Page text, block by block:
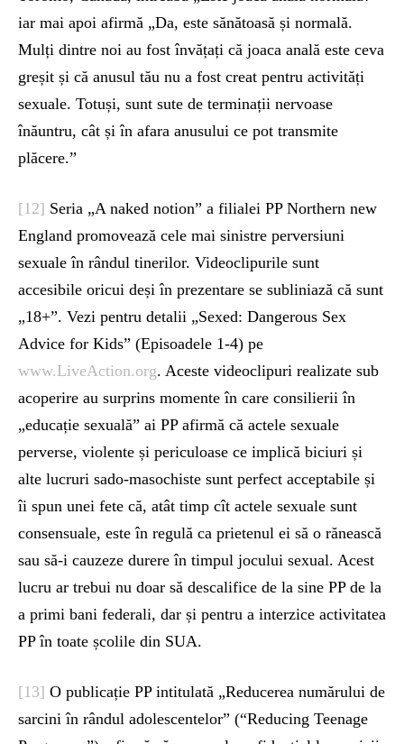
iar mai apoi afirmă „Da, este sănătoasă și normală.
Mulți dintre noi au fost învățați că joaca anală este ceva
greșit și că anusul tău nu a fost creat pentru activități
sexuale. Totuși, sunt sute de terminații nervoase
înăuntru, cât și în afara anusului ce pot transmite
plăcere.”
[12] Seria „A naked notion” a filialei PP Northern new
England promovează cele mai sinistre perversiuni
sexuale în rândul tinerilor. Videoclipurile sunt
accesibile oricui deși în prezentare se subliniază că sunt
„18+”. Vezi pentru detalii „Sexed: Dangerous Sex
Advice for Kids” (Episoadele 1-4) pe
www.LiveAction.org. Aceste videoclipuri realizate sub
acoperire au surprins momente în care consilierii în
„educație sexuală” ai PP afirmă că actele sexuale
perverse, violente și periculoase ce implică biciuri și
alte lucruri sado-masochiste sunt perfect acceptabile și
îi spun unei fete că, atât timp cît actele sexuale sunt
consensuale, este în regulă ca prietenul ei să o rănească
sau să-i cauzeze durere în timpul jocului sexual. Acest
lucru ar trebui nu doar să descalifice de la sine PP de la
a primi bani federali, dar și pentru a interzice activitatea
PP în toate școlile din SUA.
[13] O publicație PP intitulată „Reducerea numărului de
sarcini în rândul adolescentelor” (“Reducing Teenage